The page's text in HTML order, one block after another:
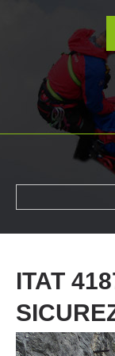
ITAT